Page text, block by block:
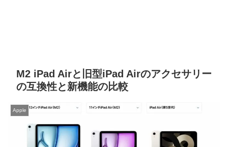
M2 iPad Airと旧型iPad Airのアクセサリー
の互換性と新機能の比較
Apple